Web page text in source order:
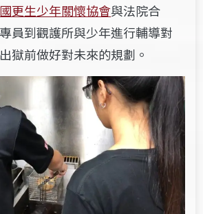
更生少年關懷協會與法院合
員到觀護所與少年進行輔導對
獄前做好對未來的規劃。